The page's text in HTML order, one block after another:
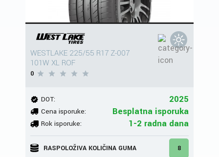
WESTLAKE 225/55 R17 Z-007
101W XL ROF
0
DOT: 2025
Cena isporuke: Besplatna isporuka
Rok isporuke: 1-2 radna dana
RASPOLOŽIVA KOLIČINA GUMA 8